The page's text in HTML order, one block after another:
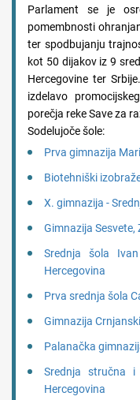
Parlament se je
pomembnosti
ter spodbujanju
kot 50 dijakov iz 9
Hercegovine ter
izdelavo
porečja reke Save za
Sodelujoče šole:
Prva gimnazija
Biotehniški
X. gimnazija -
Gimnazija Sesvete,
Srednja šola
Hercegovina
Prva srednja šola
Gimnazija
Palanačka
Srednja stručna
Hercegovina